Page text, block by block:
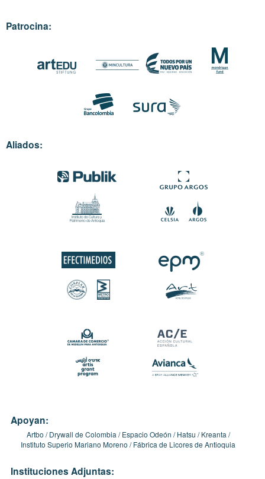
Patrocina:
Aliados:
Apoyan:
Artbo Drywall de Colombia Espacio Odeón Hatsu
Kreanta
Instituto Superio Mariano Moreno
Fábrica de Licores de Antioquia
Instituciones Adjuntas: